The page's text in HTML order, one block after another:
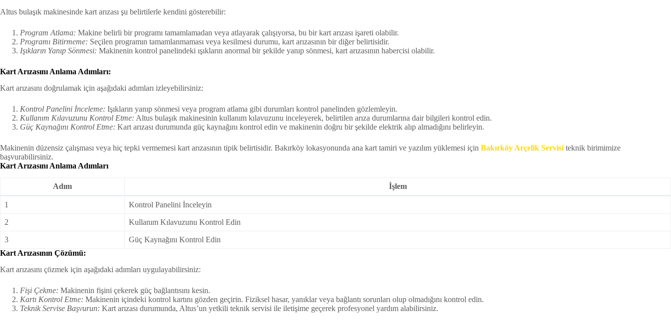
Altus bulaşık makinesinde kart arızası şu belirtilerle kendini gösterebilir:
Program Atlama: Makine belirli bir programı tamamlamadan veya atlayarak çalışıyorsa, bu bir kart arızası işareti olabilir.
Programı Bitirmeme: Seçilen programın tamamlanmaması veya kesilmesi durumu, kart arızasının bir diğer belirtisidir.
Işıkların Yanıp Sönmesi: Makinenin kontrol panelindeki ışıkların anormal bir şekilde yanıp sönmesi, kart arızasının habercisi olabilir.
Kart Arızasını Anlama Adımları:
Kart arızasını doğrulamak için aşağıdaki adımları izleyebilirsiniz:
Kontrol Panelini İnceleme: Işıkların yanıp sönmesi veya program atlama gibi durumları kontrol panelinden gözlemleyin.
Kullanım Kılavuzunu Kontrol Etme: Altus bulaşık makinesinin kullanım kılavuzunu inceleyerek, belirtilen arıza durumlarına dair bilgileri kontrol edin.
Güç Kaynağını Kontrol Etme: Kart arızası durumunda güç kaynağını kontrol edin ve makinenin doğru bir şekilde elektrik alıp almadığını belirleyin.
Makinenin düzensiz çalışması veya hiç tepki vermemesi kart arızasının tipik belirtisidir. Bakırköy lokasyonunda ana kart tamiri ve yazılım yüklemesi için Bakırköy Arçelik Servisi teknik birimimize
başvurabilirsiniz.
Kart Arızasını Anlama Adımları
Adım İşlem
1 Kontrol Panelini İnceleyin
2 Kullanım Kılavuzunu Kontrol Edin
3
Güç Kaynağını Kontrol Edin
Kart Arızasının Çözümü:
Kart arızasını çözmek için aşağıdaki adımları uygulayabilirsiniz:
Fişi Çekme: Makinenin fişini çekerek güç bağlantısını kesin.
Kartı Kontrol Etme: Makinenin içindeki kontrol kartını gözden geçirin. Fiziksel hasar, yanıklar veya bağlantı sorunları olup olmadığını kontrol edin.
Teknik Servise Başvurun: Kart arızası durumunda, Altus’un yetkili teknik servisi ile iletişime geçerek profesyonel yardım alabilirsiniz.